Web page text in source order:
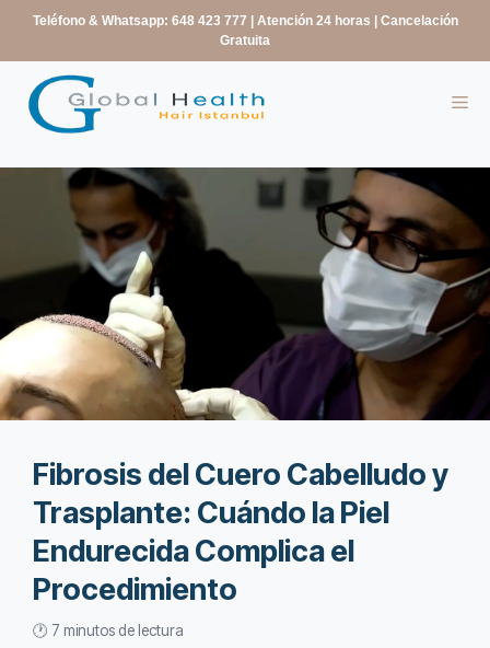
contenido
Teléfono & Whatsapp: 648 423 777
| Atención 24 horas | Cancelación
Gratuita
Fibrosis del Cuero Cabelludo y
Trasplante: Cuándo la Piel
Endurecida Complica el
Procedimiento
🕐 7 minutos de lectura